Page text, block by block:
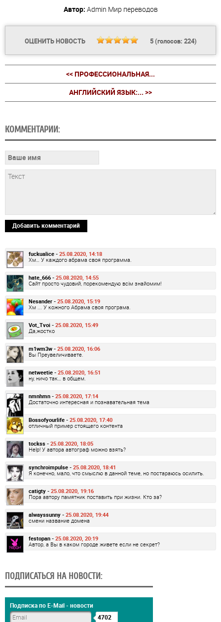
Автор: Admin Мир переводов
ОЦЕНИТЬ НОВОСТЬ 5(голосов: 224)
<< ПРОФЕССИОНАЛЬНАЯ...
АНГЛИЙСКИЙ ЯЗЫК:... >>
КОММЕНТАРИИ:
Добавить комментарий
fuckualice - 25.08.2020, 14:18
Хм… У каждого абрама своя программа.
hate_666 - 25.08.2020, 14:55
Сайт просто чудовий, порекомендую всім знайомим!
Nesander - 25.08.2020, 15:19
Хм ... У кожного Абрама своя програма.
Vot_Tvoi - 25.08.2020, 15:49
Да,жостко
m1wm3w - 25.08.2020, 16:06
Вы Преувеличиваете.
netweetie - 25.08.2020, 16:51
ну, ничо так… в общем.
nmnhmn - 25.08.2020, 17:14
Достаточно интересная и познавательная тема
Bossofyourlife - 25.08.2020, 17:40
отличный пример стоящего контента
tockss - 25.08.2020, 18:05
Help! У автора автограф можно взять?
synchroimpulse - 25.08.2020, 18:41
Я конечно, мало, что смыслю в данной теме, но постараюсь осилить.
catigty - 25.08.2020, 19:16
Пора автору памятник поставить при жизни. Кто за?
alwayssunny - 25.08.2020, 19:44
смени название домена
festopan - 25.08.2020, 20:19
Автор, а Вы в каком городе живете если не секрет?
ПОДПИСАТЬСЯ НА НОВОСТИ:
Подписка по E-Mail - новости
4702